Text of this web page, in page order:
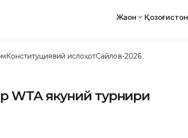
Жаҳон Қозоғистон
Конституциявий ислоҳотСайлов-2026
WТА якуний турнири